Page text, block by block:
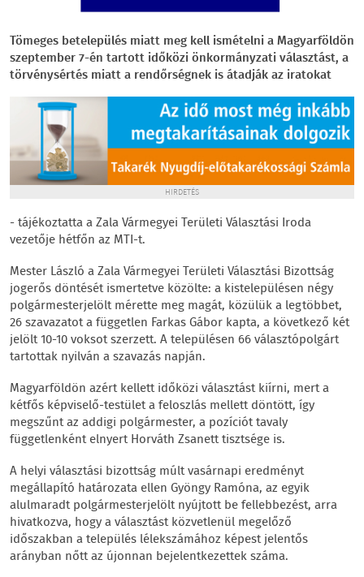
Tömeges betelepülés miatt meg kell ismételni a Magyarföldön
szeptember 7-én tartott időközi önkormányzati választást, a
törvénysértés miatt a rendőrségnek is átadják az iratokat
HIRDETÉS
- tájékoztatta a Zala Vármegyei Területi Választási Iroda
vezetője hétfőn az MTI-t.
Mester László a Zala Vármegyei Területi Választási Bizottság
jogerős döntését ismertetve közölte: a kistelepülésen négy
polgármesterjelölt mérette meg magát, közülük a legtöbbet,
26 szavazatot a független Farkas Gábor kapta, a következő két
jelölt 10-10 voksot szerzett. A településen 66 választópolgárt
tartottak nyilván a szavazás napján.
Magyarföldön azért kellett időközi választást kiírni, mert a
kétfős képviselő-testület a feloszlás mellett döntött, így
megszűnt az addigi polgármester, a pozíciót tavaly
függetlenként elnyert Horváth Zsanett tisztsége is.
A helyi választási bizottság múlt vasárnapi eredményt
megállapító határozata ellen Gyöngy Ramóna, az egyik
alulmaradt polgármesterjelölt nyújtott be fellebbezést, arra
hivatkozva, hogy a választást közvetlenül megelőző
időszakban a település lélekszámához képest jelentős
arányban nőtt az újonnan bejelentkezettek száma.